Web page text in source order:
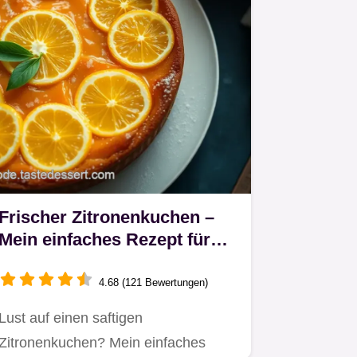
Zitronenkuchen –
einfaches Rezept für
4.68 (121 Bewertungen)
auf einen saftigen
Mein einfaches